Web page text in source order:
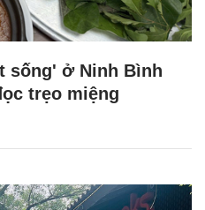
sống' ở Ninh Bình
trẹo miệng